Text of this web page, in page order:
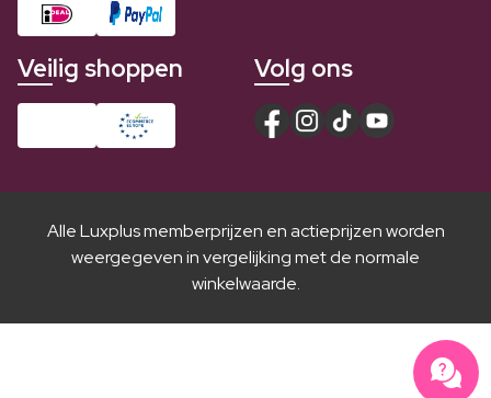
Veilig shoppen Volg ons
Alle Luxplus memberprijzen en actieprijzen worden
weergegeven in vergelijking met de normale
winkelwaarde.